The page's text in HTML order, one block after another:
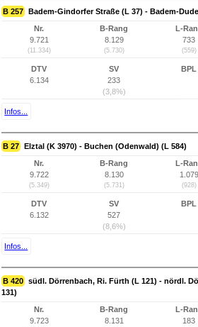
B 257 Badem-Gindorfer Straße (L 37) - Badem-
Nr.
9.721
(11.334)
B-Rang
8.129
(5.730)
L-
733
(559)
DTV
6.134
SV
233
(3,8%)
BPL
Infos...
B 27 Elztal (K 3970) - Buchen (Odenwald) (L 584)
Nr.
9.722
(5.349)
B-Rang
8.130
(5.731)
L-
1.079
(928)
DTV
6.132
SV
527
(8,6%)
BPL
Infos...
B 420 südl. Dörrenbach, Ri. Fürth (L 121) - nördl.
131)
Nr.
9.723
B-Rang
8.131
L-
183